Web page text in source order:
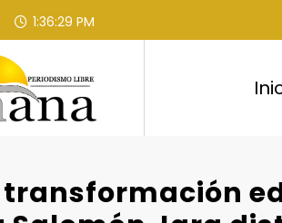
1:36:30 PM
transformación